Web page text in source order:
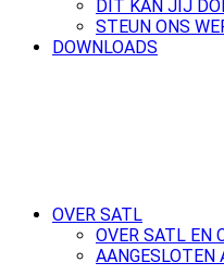
DIT KAN JIJ
STEUN ONS
DOWNLOADS
OVER SATL
OVER SATL EN
AANGESLOTEN